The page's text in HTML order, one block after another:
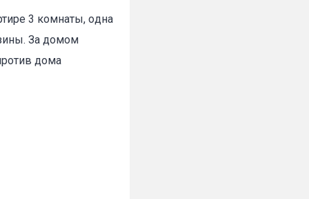
3 комнаты, oднa
За домом
дома